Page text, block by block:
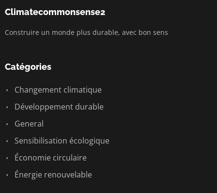
Climatecommonsense2
Construire un monde plus durable, avec bon sens
Catégories
Changement climatique
Développement durable
General
Sensibilisation écologique
Économie circulaire
Énergie renouvelable